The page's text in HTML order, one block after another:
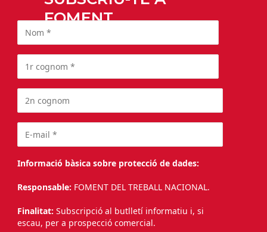
FOMENT
Informació bàsica sobre protecció de dades:
Responsable: FOMENT DEL TREBALL NACIONAL.
Finalitat: Subscripció al butlletí informatiu i, si
escau, per a prospecció comercial.